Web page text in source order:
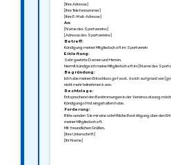
[Ihre Adresse]
[Ihre Telefonnummer]
[Ihre E-Mail-Adresse]
An:
[Name des Sportvereins]
[Adresse des Sportvereins]
Betreff:
Kündigung meiner Mitgliedschaft im Sportverein
Einleitung:
Sehr geehrte Damen und Herren,
hiermit kündige ich meine Mitgliedschaft im [Name des
Begründung:
Ich habe meinen Entschluss gefasst, da ich aufgrund von
nicht mehr teilnehmen kann.
Rechtslage:
Entsprechend den Bestimmungen in der Vereinssatzung
Kündigungsfrist eingehalten habe.
Forderung:
Bitte senden Sie mir eine schriftliche Bestätigung über den
meiner Mitgliedschaft.
Mit freundlichen Grüßen,
[Ihre Unterschrift]
[Ihr Name]